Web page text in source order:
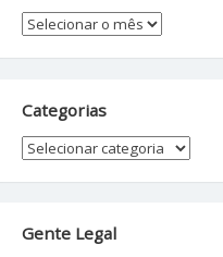
Arquivos
Categorias
Categorias
Gente Legal